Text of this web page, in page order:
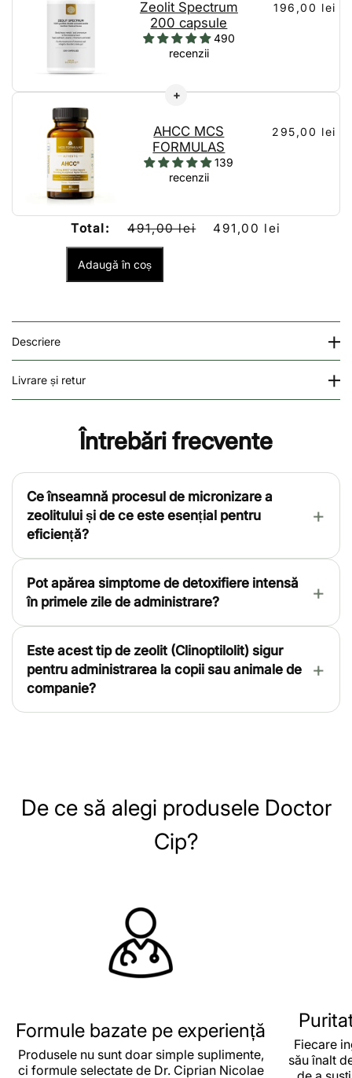
Zeolit Spectrum
200 capsule
490
recenzii
196,00 lei
AHCC MCS
FORMULAS
139
recenzii
295,00 lei
Total: 491,00 lei 491,00 lei
Adaugă în coș
Descriere
Livrare și retur
Întrebări frecvente
Ce înseamnă procesul de micronizare a
zeolitului și de ce este esențial pentru
eficiență?
Pot apărea simptome de detoxifiere intensă
în primele zile de administrare?
Este acest tip de zeolit (Clinoptilolit) sigur
pentru administrarea la copii sau animale de
companie?
De ce să alegi produsele Doctor
Cip?
Formule bazate pe experiență
Produsele nu sunt doar simple suplimente,
ci formule selectate de Dr. Ciprian Nicolae
Fiecare
său înalt